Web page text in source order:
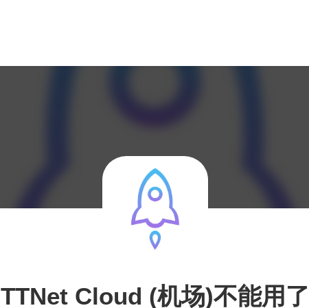
TTNet Cloud (机场)不能用了